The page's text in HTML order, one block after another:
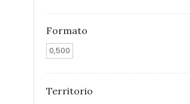
Formato
0,500
Territorio